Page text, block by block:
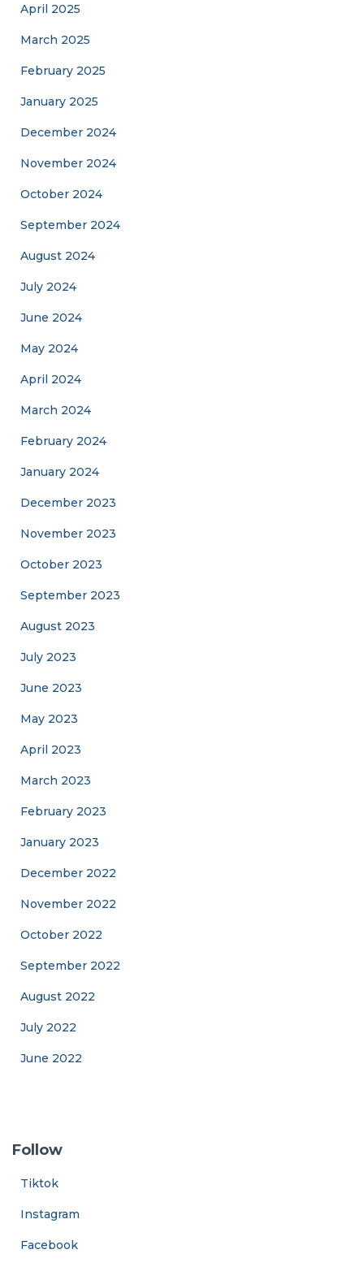
April 2025
March 2025
February 2025
January 2025
December 2024
November 2024
October 2024
September 2024
August 2024
July 2024
June 2024
May 2024
April 2024
March 2024
February 2024
January 2024
December 2023
November 2023
October 2023
September 2023
August 2023
July 2023
June 2023
May 2023
April 2023
March 2023
February 2023
January 2023
December 2022
November 2022
October 2022
September 2022
August 2022
July 2022
June 2022
Follow
Tiktok
Instagram
Facebook